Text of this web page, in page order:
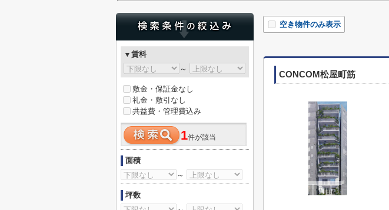
空き物件のみ表示
CONCOM松屋町筋
▼賃料
～
敷金・保証金なし
礼金・敷引なし
共益費・管理費込み
1件が該当
面積
～
坪数